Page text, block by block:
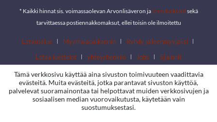
* Kaikki hinnat sis. voimassaolevan Arvonlisäveron jatoimituskulutsekä
tarvittaessa postiennakkomaksut, ellei toisin ole ilmoitettu
Latausalue Myymäläpaikannin
Ryhdy jälleenmyyjäksi
Lataa luettelot
yhteyshenkilö Jobs Sijainnit
Tämä verkkosivu käyttää aina sivuston toimivuuteen vaadittavia
evästeitä. Muita evästeitä, jotka parantavat sivuston käyttöä,
palvelevat suoramainontaa tai helpottavat muiden verkkosivujen ja
sosiaalisen median vuorovaikutusta, käytetään vain
suostumuksestasi.